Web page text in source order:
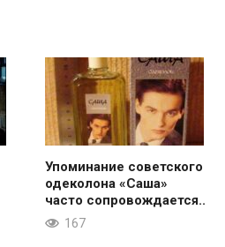
Упоминание советского
одеколона «Саша»
часто сопровождается..
167